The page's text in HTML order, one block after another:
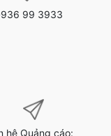
99 3933
hệ Quảng cáo: